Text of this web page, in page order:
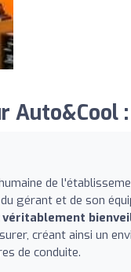
Auto&Cool :
de
gérant et de son
créant ainsi un
de conduite.